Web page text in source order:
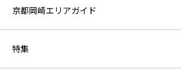
京都岡崎エリアガイド
特集